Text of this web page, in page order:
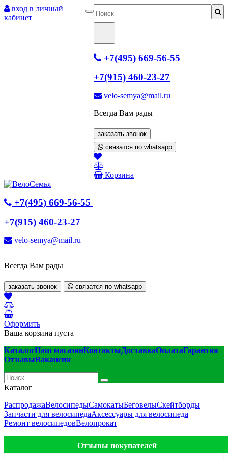
вход в личный
кабинет
+7(495) 669-56-55
+7(915) 460-23-27
velo-semya@mail.ru
Всегда Вам рады
заказать звонок
связатся по whatsapp
Корзина
+7(495) 669-56-55
+7(915) 460-23-27
velo-semya@mail.ru
Всегда Вам рады
заказать звонок связатся по whatsapp
Оформить
Ваша корзина пуста
КаталогНаш магазинКонтактыДоставкаОплатаГарантия
ОтзывыВакансии
Каталог
РаспродажаВелосипедыСамокатыБеговелыСкейтборды
Запчасти для велосипедаАксессуары для велосипеда
Ремонт велосипедовВелопрокат
Отзывы покупателей